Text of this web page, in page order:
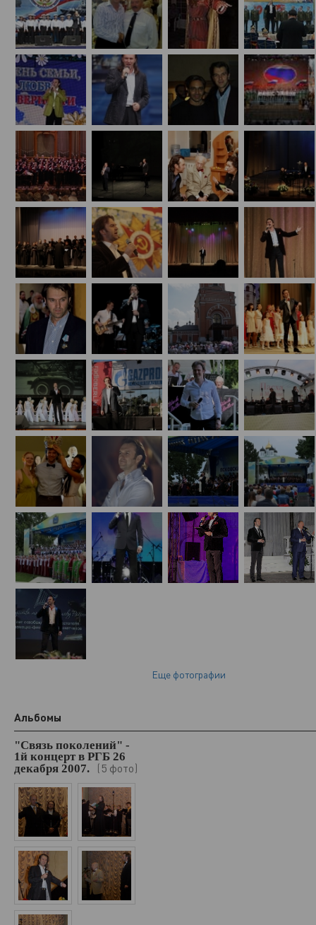
Еще фотографии
Альбомы
"Связь поколений" -
1й концерт в РГБ 26
декабря 2007.
(5 фото)